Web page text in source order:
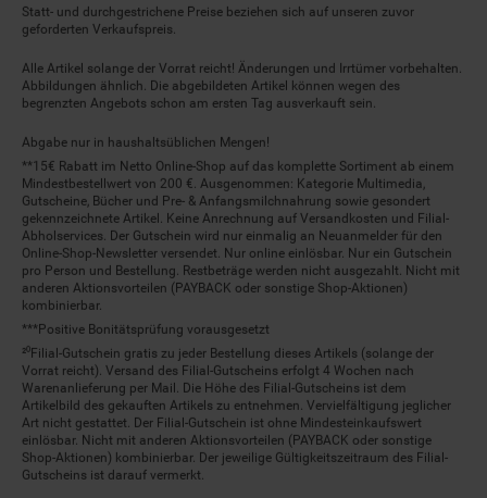
Statt- und durchgestrichene Preise beziehen sich auf unseren zuvor
geforderten Verkaufspreis.
Alle Artikel solange der Vorrat reicht! Änderungen und Irrtümer vorbehalten.
Abbildungen ähnlich. Die abgebildeten Artikel können wegen des
begrenzten Angebots schon am ersten Tag ausverkauft sein.
Abgabe nur in haushaltsüblichen Mengen!
**15€ Rabatt im Netto Online-Shop auf das komplette Sortiment ab einem
Mindestbestellwert von 200 €. Ausgenommen: Kategorie Multimedia,
Gutscheine, Bücher und Pre- & Anfangsmilchnahrung sowie gesondert
gekennzeichnete Artikel. Keine Anrechnung auf Versandkosten und Filial-
Abholservices. Der Gutschein wird nur einmalig an Neuanmelder für den
Online-Shop-Newsletter versendet. Nur online einlösbar. Nur ein Gutschein
pro Person und Bestellung. Restbeträge werden nicht ausgezahlt. Nicht mit
anderen Aktionsvorteilen (PAYBACK oder sonstige Shop-Aktionen)
kombinierbar.
***Positive Bonitätsprüfung vorausgesetzt
²⁰Filial-Gutschein gratis zu jeder Bestellung dieses Artikels (solange der
Vorrat reicht). Versand des Filial-Gutscheins erfolgt 4 Wochen nach
Warenanlieferung per Mail. Die Höhe des Filial-Gutscheins ist dem
Artikelbild des gekauften Artikels zu entnehmen. Vervielfältigung jeglicher
Art nicht gestattet. Der Filial-Gutschein ist ohne Mindesteinkaufswert
einlösbar. Nicht mit anderen Aktionsvorteilen (PAYBACK oder sonstige
Shop-Aktionen) kombinierbar. Der jeweilige Gültigkeitszeitraum des Filial-
Gutscheins ist darauf vermerkt.